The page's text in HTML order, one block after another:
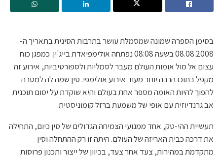
בסימן הספרה שמונה שמסמלת עושר בתרבות הסינית בתאריך ה-
08.08.2008 בשעה 08:08 נפתחה אולימפיאדת בייג'ין. כמפגן כוח
עצום אל מול אומות העולם מעבר לסמליות ולספורטיביות, אירוע זה
מקפל בתוכו הרבה יותר מעוד אירוע אולימפי. סין שמה לה למטרה
להפוך להיות האומה מספר אחת בעולם והיא שוקדת על יסום תוכנית
אב גרנדיוזית עם אופי של משמעת ברזל קומוניסטית.
תעשיית ההי-טק, אחד ממנועי הצמיחה הגדולים של סין כיום, התחילה
את דרכה כבית האריזה של העולם. היתה זו רק ההתחלה וסין
מתקדמת במהירות, צעד אחר צעד, בכיוון של ייצור ותכנון פרוסות